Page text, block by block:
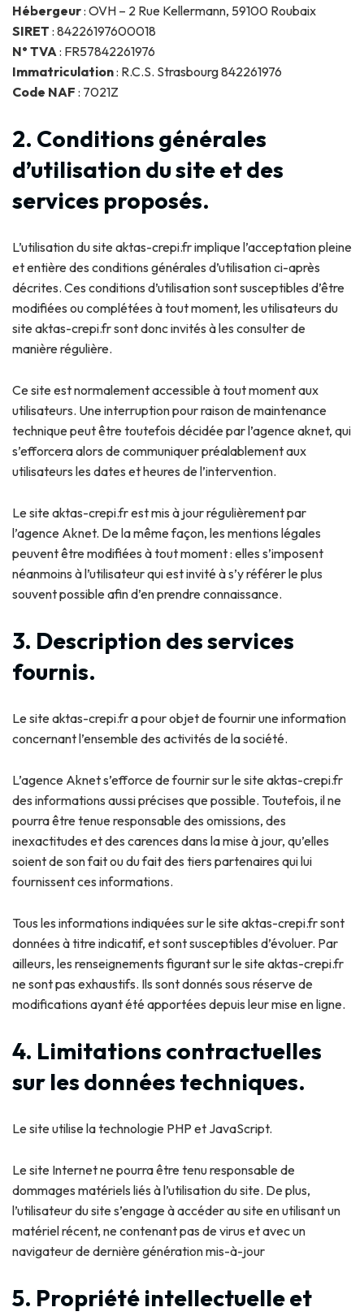
Hébergeur: OVH – 2 Rue Kellermann, 59100 Roubaix
SIRET : 84226197600018
N° TVA: FR57842261976
Immatriculation: R.C.S. Strasbourg 842261976
Code NAF : 7021Z
2. Conditions générales
d’utilisation du site et des
services proposés.
L’utilisation du site aktas-crepi.fr implique l’acceptation pleine
et entière des conditions générales d’utilisation ci-après
décrites. Ces conditions d’utilisation sont susceptibles d’être
modifiées ou complétées à tout moment, les utilisateurs du
site aktas-crepi.fr sont donc invités à les consulter de
manière régulière.
Ce site est normalement accessible à tout moment aux
utilisateurs. Une interruption pour raison de maintenance
technique peut être toutefois décidée par l’agence aknet, qui
s’efforcera alors de communiquer préalablement aux
utilisateurs les dates et heures de l’intervention.
Le site aktas-crepi.fr est mis à jour régulièrement par
l’agence Aknet. De la même façon, les mentions légales
peuvent être modifiées à tout moment : elles s’imposent
néanmoins à l’utilisateur qui est invité à s’y référer le plus
souvent possible afin d’en prendre connaissance.
3. Description des services
fournis.
Le site aktas-crepi.fr a pour objet de fournir une information
concernant l’ensemble des activités de la société.
L’agence Aknet s’efforce de fournir sur le site aktas-crepi.fr
des informations aussi précises que possible. Toutefois, il ne
pourra être tenue responsable des omissions, des
inexactitudes et des carences dans la mise à jour, qu’elles
soient de son fait ou du fait des tiers partenaires qui lui
fournissent ces informations.
Tous les informations indiquées sur le site aktas-crepi.fr sont
données à titre indicatif, et sont susceptibles d’évoluer. Par
ailleurs, les renseignements figurant sur le site aktas-crepi.fr
ne sont pas exhaustifs. Ils sont donnés sous réserve de
modifications ayant été apportées depuis leur mise en ligne.
4. Limitations contractuelles
sur les données techniques.
Le site utilise la technologie PHP et JavaScript.
Le site Internet ne pourra être tenu responsable de
dommages matériels liés à l’utilisation du site. De plus,
l’utilisateur du site s’engage à accéder au site en utilisant un
matériel récent, ne contenant pas de virus et avec un
navigateur de dernière génération mis-à-jour
5. Propriété intellectuelle et